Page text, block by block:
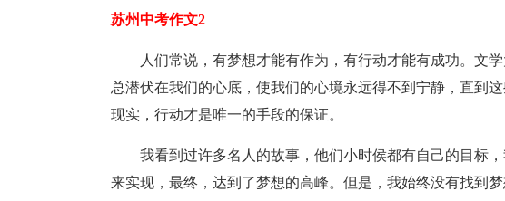
苏州中考作文2
人们常说，有梦想才能有作为，有行动才能有成功。文
总潜伏在我们的心底，使我们的心境永远得不到宁静，直到
现实，行动才是唯一的手段的保证。
我看到过许多名人的故事，他们小时侯都有自己的目标
来实现，最终，达到了梦想的高峰。但是，我始终没有找到